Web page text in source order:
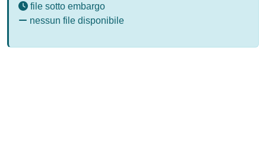
file sotto embargo
nessun file disponibile